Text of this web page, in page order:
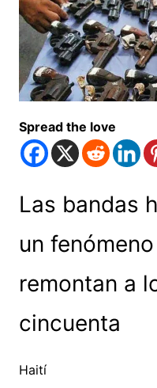
Spread the love
Las bandas
un
remontan a
cincuenta
Haití